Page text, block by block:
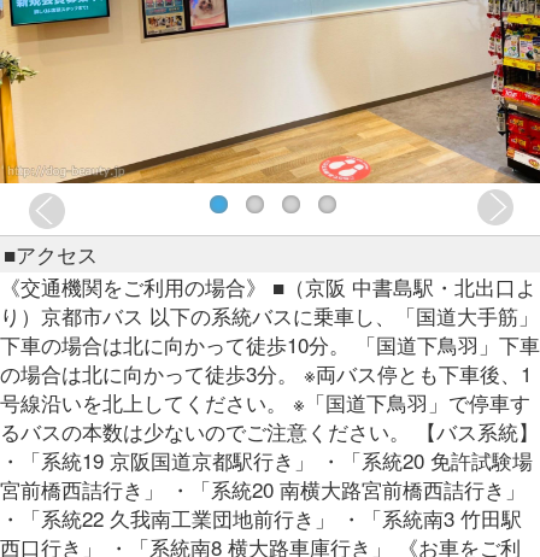
■アクセス
《交通機関をご利用の場合》 ■（京阪 中書島駅・北出口よ
り）京都市バス 以下の系統バスに乗車し、「国道大手筋」
下車の場合は北に向かって徒歩10分。 「国道下鳥羽」下車
の場合は北に向かって徒歩3分。 ※両バス停とも下車後、1
号線沿いを北上してください。 ※「国道下鳥羽」で停車す
るバスの本数は少ないのでご注意ください。 【バス系統】
・「系統19 京阪国道京都駅行き」 ・「系統20 免許試験場
宮前橋西詰行き」 ・「系統20 南横大路宮前橋西詰行き」
・「系統22 久我南工業団地前行き」 ・「系統南3 竹田駅
西口行き」 ・「系統南8 横大路車庫行き」 《お車をご利